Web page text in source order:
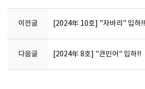
이전글 [2024年 10호] "자바리" 입하!!
다음글 [2024年 8호] "큰민어" 입하!!